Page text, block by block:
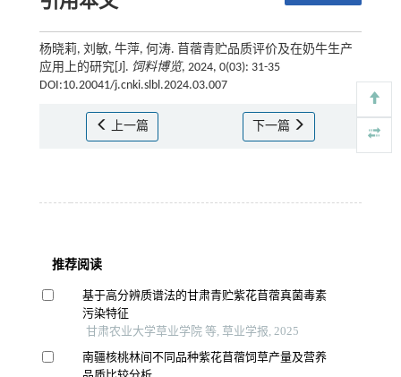
杨晓莉, 刘敏, 牛萍, 何涛. 苜蓿青贮品质评价及在奶牛生产
应用上的研究[J]. 饲料博览, 2024, 0(03): 31-35
DOI:10.20041/j.cnki.slbl.2024.03.007
上一篇 下一篇